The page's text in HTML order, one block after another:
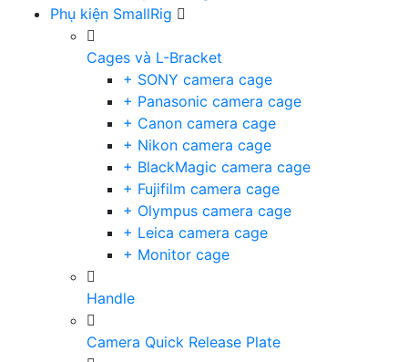
Phụ kiện SmallRig
Cages và L-Bracket
+ SONY camera cage
+ Panasonic camera cage
+ Canon camera cage
+ Nikon camera cage
+ BlackMagic camera cage
+ Fujifilm camera cage
+ Olympus camera cage
+ Leica camera cage
+ Monitor cage
Handle
Camera Quick Release Plate